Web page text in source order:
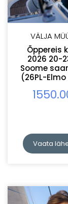
VÄLJA
Õppereis
2026 20-
Soome
(26PL-
Vaata